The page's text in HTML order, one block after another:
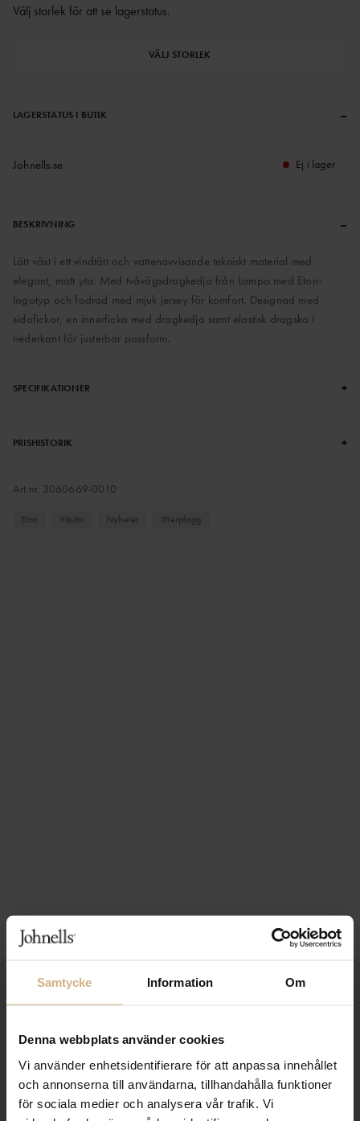
Samtycke Information Om
Denna webbplats använder cookies
Vi använder enhetsidentifierare för att anpassa innehållet
och annonserna till användarna, tillhandahålla funktioner
för sociala medier och analysera vår trafik. Vi
Välj storlek för att se lagerstatus.
VÄLJ STORLEK
LAGERSTATUS I BUTIK –
Johnells.se Ej i lager
BESKRIVNING –
Lätt väst i ett vindtätt och vattenavvisande tekniskt material med
elegant, matt yta. Med tvåvägsdragkedja från Lampo med Eton-
logotyp och fodrad med mjuk jersey för komfort. Designad med
sidofickor, en innerficka med dragkedja samt elastisk dragsko i
nederkant för justerbar passform.
SPECIFIKATIONER +
PRISHISTORIK +
Art.nr. 3060669-0010
Eton Västar Nyheter Ytterplagg
1-3 VARDAGARS LEVERANS